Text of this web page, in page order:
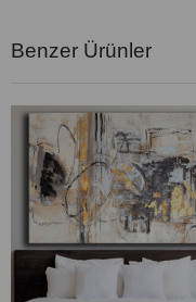
Benzer Ürünler